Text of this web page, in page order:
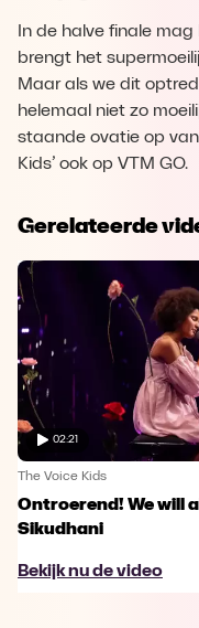
In de halve finale
brengt het
Maar als we dit
helemaal niet zo
staande ovatie op van
Kids’ ook op VTM GO.
Gerelateerde
02:21
The Voice Kids
Ontroerend! We will
Sikudhani
Bekijk nu de video